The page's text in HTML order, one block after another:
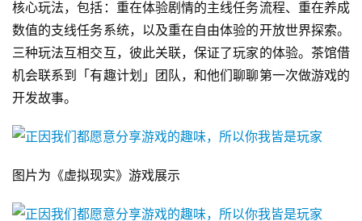
核心玩法，包括：重在体验剧情的主线任务流程、重在养成
数值的支线任务系统，以及重在自由体验的开放世界探索。
三种玩法互相交互，彼此关联，保证了玩家的体验。茶馆借
机会联系到「有趣计划」团队，和他们聊聊第一次做游戏的
开发故事。
图片为《虚拟现实》游戏展示